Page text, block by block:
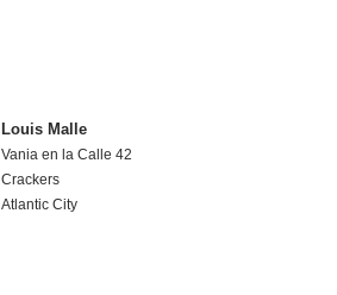
Louis Malle
Vania en la Calle 42
Crackers
Atlantic City